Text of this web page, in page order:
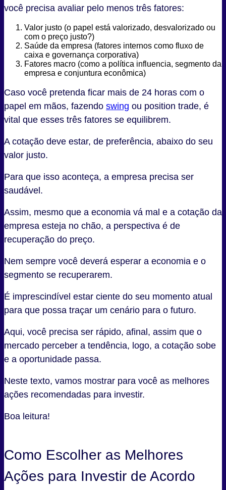
você precisa avaliar pelo menos três fatores:
Valor justo (o papel está valorizado, desvalorizado ou
com o preço justo?)
Saúde da empresa (fatores internos como fluxo de
caixa e governança corporativa)
Fatores macro (como a política influencia, segmento da
empresa e conjuntura econômica)
Caso você pretenda ficar mais de 24 horas com o
papel em mãos, fazendo swing ou position trade, é
vital que esses três fatores se equilibrem.
A cotação deve estar, de preferência, abaixo do seu
valor justo.
Para que isso aconteça, a empresa precisa ser
saudável.
Assim, mesmo que a economia vá mal e a cotação da
empresa esteja no chão, a perspectiva é de
recuperação do preço.
Nem sempre você deverá esperar a economia e o
segmento se recuperarem.
É imprescindível estar ciente do seu momento atual
para que possa traçar um cenário para o futuro.
Aqui, você precisa ser rápido, afinal, assim que o
mercado perceber a tendência, logo, a cotação sobe
e a oportunidade passa.
Neste texto, vamos mostrar para você as melhores
ações recomendadas para investir.
Boa leitura!
Como Escolher as Melhores
Ações para Investir de Acordo